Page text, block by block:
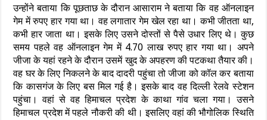
उन्होंने बताया कि पूछताछ के दौरान आसाराम ने बताया कि वह ऑनलाइन
गेम में रुपए हार गया था। वह लगातार गेम खेल रहा था। कभी जीतता था,
कभी हार जाता था। इसके लिए उसने दोस्तों से पैसे उधार लिए थे। कुछ
समय पहले वह ऑनलाइन गेम में 4.70 लाख रुपए हार गया था। अपने
जीजा के यहां रहने के दौरान उसमें खुद के अपहरण की पटकथा तैयार की।
वह घर के लिए निकलने के बाद दादरी पहुंचा तो जीजा को कॉल कर बताया
कि कासगंज के लिए बस मिल गई है। इसके बाद वह दिल्ली रेलवे स्टेशन
पहुंचा। वहां से वह हिमाचल प्रदेश के काथा गांव चला गया। उसने
हिमाचल प्रदेश में पहले नौकरी की थी। इसलिए वहां की भौगोलिक स्थिति